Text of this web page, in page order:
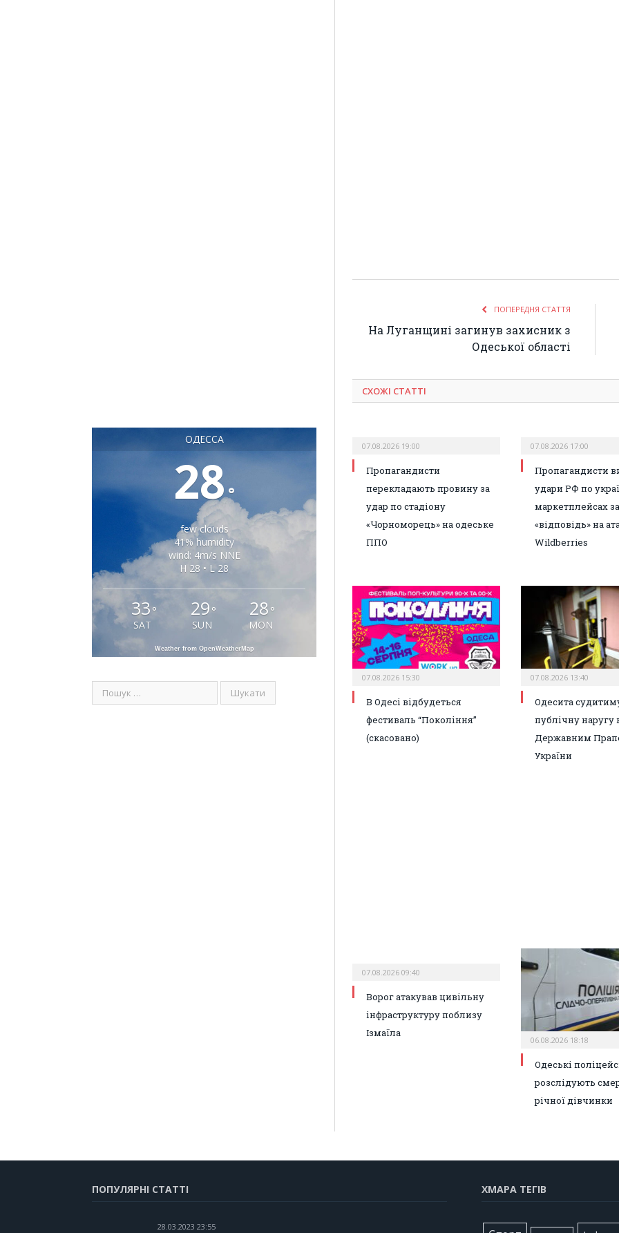
ОДЕССА
28°
few clouds
41% humidity
wind: 4m/s NNE
H 28 • L 28
33 °
SAT
29 °
SUN
28 °
MON
Weather from OpenWeatherMap
ПОПЕРЕДНЯ СТАТТЯ
На Луганщині загинув захисник з
Одеської області
СХОЖІ СТАТТІ
07.08.2026 19:00
Пропагандисти
перекладають провину за
удар по стадіону
«Чорноморець» на одеське
ППО
07.08.2026 17:00
Пропагандисти
удари РФ по
маркетплейсах за
«відповідь» на
Wildberries
07.08.2026 15:30
В Одесі відбудеться
фестиваль “Покоління”
(скасовано)
07.08.2026 13:40
Одесита
публічну наругу
Державним
України
07.08.2026 09:40
Ворог атакував цивільну
інфраструктуру поблизу
Ізмаїла
06.08.2026 18:18
Одеські
розслідують
річної дівчинки
ПОПУЛЯРНІ СТАТТІ
28.03.2023 23:55
ХМАРА ТЕГІВ